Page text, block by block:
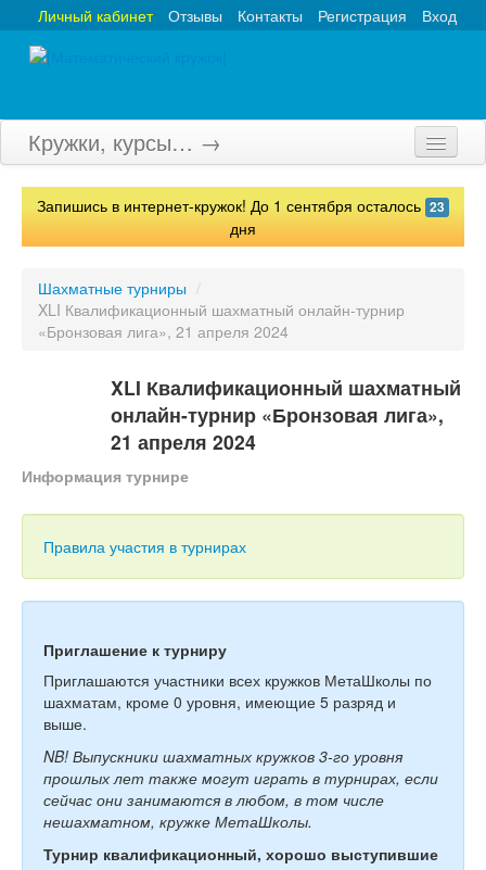
Вход
Регистрация
Контакты
Отзывы
Личный кабинет
Кружки, курсы… →
Главная
Олимпиады
Конкурсы
Вебинары
Тесты
Игры
Запишись в интернет-кружок! До 1 сентября осталось 23
дня
Шахматные турниры /
XLI Квалификационный шахматный онлайн-турнир
«Бронзовая лига», 21 апреля 2024
XLI Квалификационный шахматный
онлайн-турнир «Бронзовая лига»,
21 апреля 2024
Информация турнире
Правила участия в турнирах
Приглашение к турниру
Приглашаются участники всех кружков МетаШколы по
шахматам, кроме 0 уровня, имеющие 5 разряд и
выше.
NB! Выпускники шахматных кружков 3-го уровня
прошлых лет также могут играть в турнирах, если
сейчас они занимаются в любом, в том числе
нешахматном, кружке МетаШколы.
Турнир квалификационный, хорошо выступившие